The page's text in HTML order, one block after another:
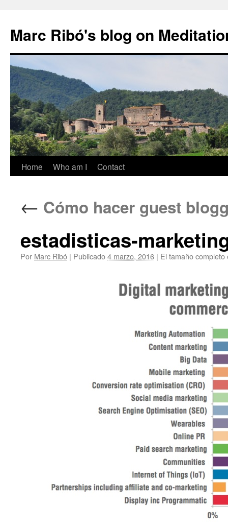
Marc Ribó's blog on
Saltar
contenido
Home Who am I Contact
← Cómo hacer guest
estadisticas-
Por Marc Ribó | Publicado4 marzo, 2016 | El tamaño